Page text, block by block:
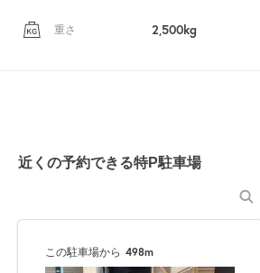
重さ 2,500kg
近くの予約できる特P駐車場
この駐車場から 498m